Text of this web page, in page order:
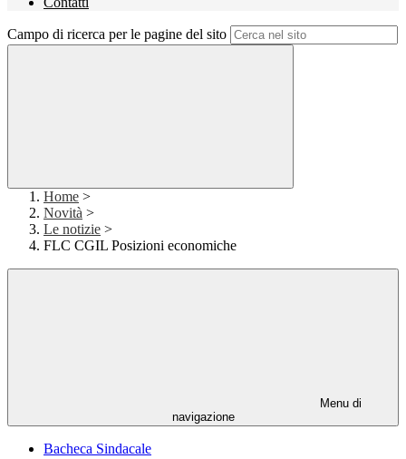
Campo di ricerca per le pagine del sito
Home >
Novità >
Le notizie >
FLC CGIL Posizioni economiche
Menu di
navigazione
Bacheca Sindacale